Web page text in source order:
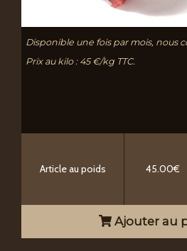
Disponible une fois par mois, nous
Prix au kilo : 45 €/kg TTC.
Article au poids 45.00€
Ajouter au